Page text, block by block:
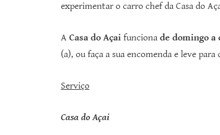
experimentar o carro chef da Casa do
A Casa do Açai funciona de domingo a
(a), ou faça a sua encomenda e leve para
Serviço
Casa do Açai